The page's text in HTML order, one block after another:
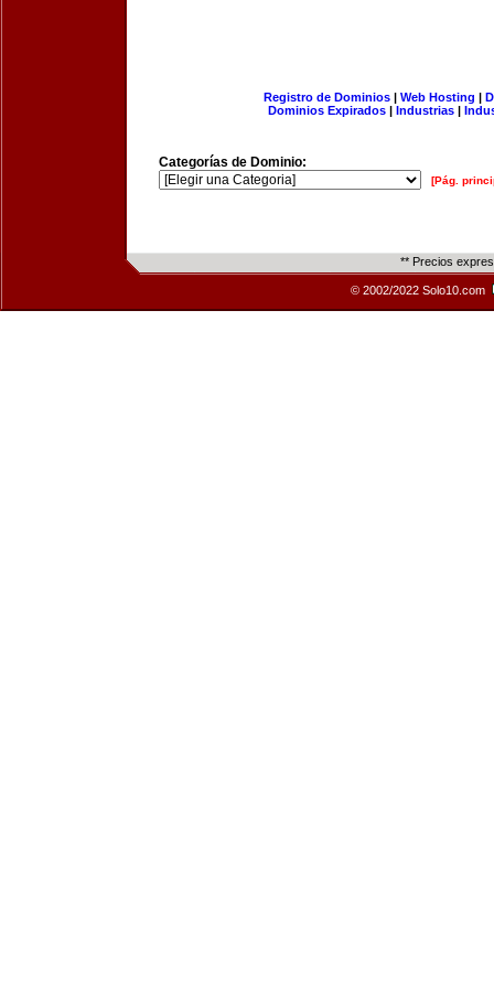
Registro de Dominios| Web Hosting |
Dominios Expirados | Industrias |
Categorías de Dominio:
[Pág.
** Precios
© 2002/2022 Solo10.com